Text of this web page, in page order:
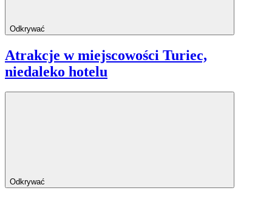
Odkrywać
Atrakcje w miejscowości Turiec,
niedaleko hotelu
Odkrywać